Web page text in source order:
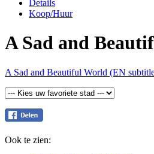
Details
Koop/Huur
A Sad and
A Sad and Beautiful World (EN
Ook te zien: